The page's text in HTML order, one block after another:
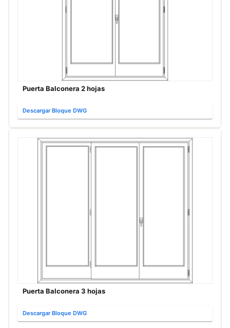
Puerta Balconera 2 hojas
Descargar Bloque DWG
Puerta Balconera 3 hojas
Descargar Bloque DWG